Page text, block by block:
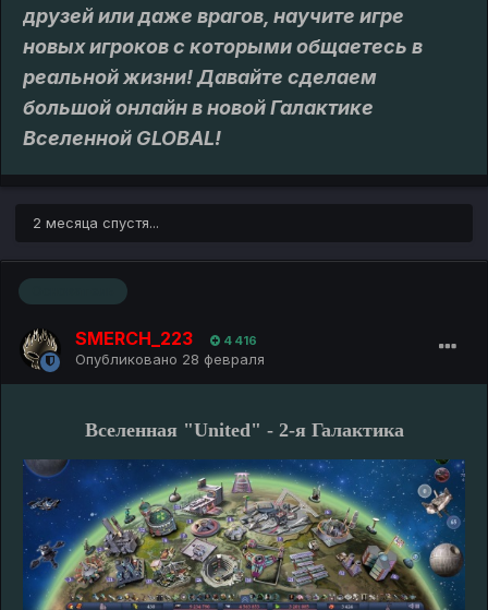
друзей или даже врагов, научите игре
новых игроков с которыми общаетесь в
реальной жизни! Давайте сделаем
большой онлайн в новой Галактике
Вселенной GLOBAL!
2 месяца спустя...
SMERCH_223 4 416
Опубликовано 28 февраля
Вселенная "United" - 2-я Галактика